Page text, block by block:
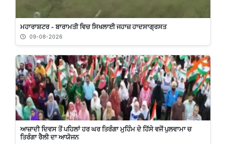
ਮਹਾਰਾਸ਼ਟਰ - ਬਾਰਾਮਤੀ ਵਿਚ ਸਿਖਲਾਈ ਜਹਾਜ਼ ਹਾਦਸਾਗ੍ਰਸਤ
09-08-2026
ਆਜ਼ਾਦੀ ਦਿਵਸ ਤੋਂ ਪਹਿਲਾਂ ਹਰ ਘਰ ਤਿਰੰਗਾ ਮੁਹਿੰਮ ਦੇ ਹਿੱਸੇ ਵਜੋਂ ਪੁਲਵਾਮਾ ਚ
ਤਿਰੰਗਾ ਰੈਲੀ ਦਾ ਆਯੋਜਨ